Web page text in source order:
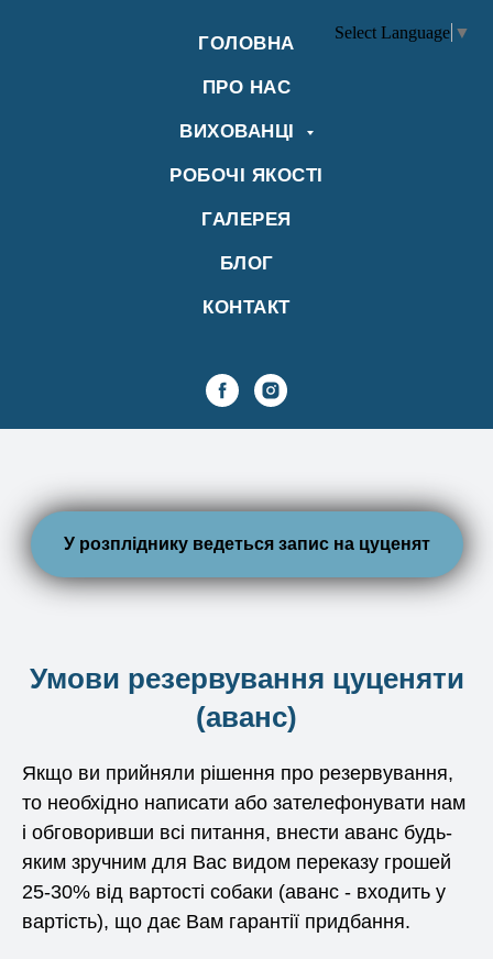
ГОЛОВНА
ПРО НАС
ВИХОВАНЦІ
РОБОЧІ ЯКОСТІ
ГАЛЕРЕЯ
БЛОГ
КОНТАКТ
Select Language ▼
У розпліднику ведеться запис на цуценят
Умови резервування цуценяти
(аванс)
Якщо ви прийняли рішення про резервування,
то необхідно написати або зателефонувати нам
і обговоривши всі питання, внести аванс будь-
яким зручним для Вас видом переказу грошей
25-30% від вартості собаки (аванс - входить у
вартість), що дає Вам гарантії придбання.